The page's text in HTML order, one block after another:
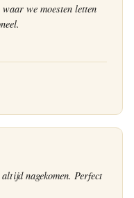
we moesten letten
nagekomen. Perfect